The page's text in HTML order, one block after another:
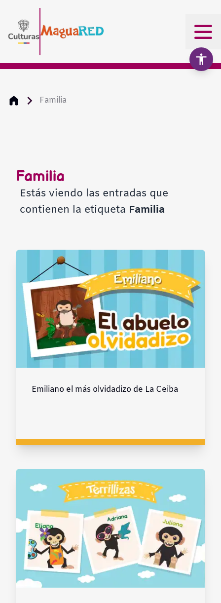
Familia
Familia
Estás viendo las entradas que
contienen la etiqueta Familia
Emiliano el más olvidadizo de La Ceiba
Alto contraste
Subrayar enlaces
Fuente legible
Restablecer